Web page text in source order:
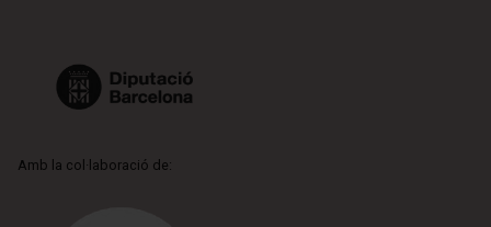
Amb la col·laboració de: